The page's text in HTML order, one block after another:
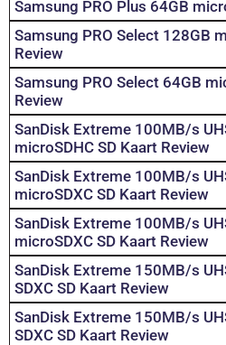
Samsung PRO Plus 64GB
Samsung PRO Select 128GB
Review
Samsung PRO Select 64GB
Review
SanDisk Extreme 100MB/s
microSDHC SD Kaart Review
SanDisk Extreme 100MB/s
microSDXC SD Kaart Review
SanDisk Extreme 100MB/s
microSDXC SD Kaart Review
SanDisk Extreme 150MB/s
SDXC SD Kaart Review
SanDisk Extreme 150MB/s
SDXC SD Kaart Review